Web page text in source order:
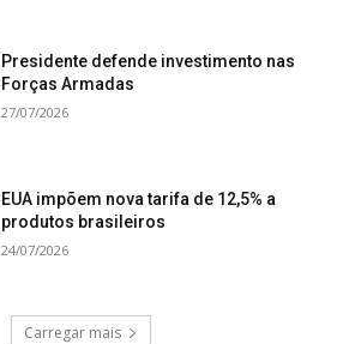
Presidente defende investimento nas
Forças Armadas
27/07/2026
EUA impõem nova tarifa de 12,5% a
produtos brasileiros
24/07/2026
Carregar mais